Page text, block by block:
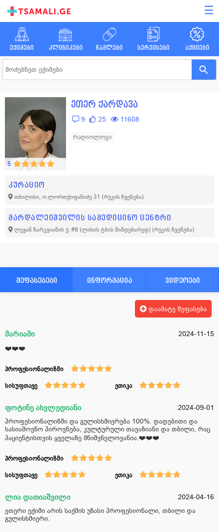
☰
ექიმები კლინიკები წამლები სერვისები აქციები
5
ეთერ ქარდავა
9 25 11608
რადიოლოგი
კურაციო
თბილისი, ო.ლორთქიფანიძე 31 (რუკის ჩვენება)
მარდალეიშვილის სამედიცინო ცენტრი
ლევან ჩარკვიანის ქ. #8 (ლისის ტბის მიმდებარედ) (რუკის ჩვენება)
შეფასებები ინფორმაცია ვიდეოები
დაამატე შეფასება
მარიამი
2024-11-15
❤️❤️❤️
პროფესიონალიზმი
სისუფთავე ეთიკა
ფოტინე ახვლედიანი
2024-09-01
პროფესიონალიზმი და გულისხმიერება 100%. დადებითი და
სასიამოვნო პიროვნება, კულტურული თავაზიანი და თბილი, რაც
პაციენტისთვის ყველაზე მნიშვნელოვანია.❤️❤️❤️
პროფესიონალიზმი
სისუფთავე ეთიკა
ლია დათიაშვილი
2024-04-16
ეთერი ექიმი არის საქმის უზასი პროფესიონალი, თბილი და
გულისხმიერი.